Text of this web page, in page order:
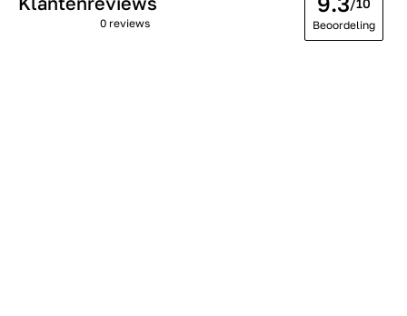
0 reviews
/10
Beoordeling